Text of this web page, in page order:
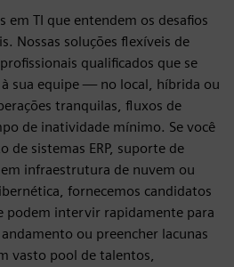
em TI que entendem os desafios
Nossas soluções flexíveis de
qualificados que se
sua equipe — no local, híbrida ou
tranquilas, fluxos de
de inatividade mínimo. Se você
de sistemas ERP, suporte de
infraestrutura de nuvem ou
fornecemos candidatos
podem intervir rapidamente para
ou preencher lacunas
vasto pool de talentos,